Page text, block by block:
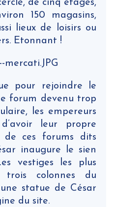
de cinq étages,
150 magasins,
lieux de loisirs ou
Etonnant !
pour rejoindre le
forum devenu trop
les empereurs
leur propre
de ces forums dits
inaugure le sien
vestiges les plus
trois colonnes du
statue de César
du site.